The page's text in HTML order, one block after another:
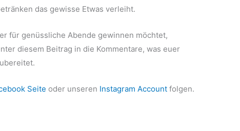
das gewisse Etwas verleiht.
für genüssliche Abende gewinnen möchtet,
diesem Beitrag in die Kommentare, was euer
Seite oder unseren Instagram Account folgen.